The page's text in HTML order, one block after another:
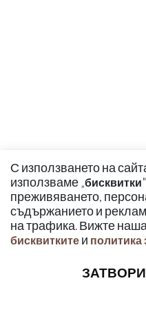
С използването на
използваме „бисквитки
преживяването,
съдържанието и
на трафика. Вижте
бисквитките и политика
ЗАТВОРИ